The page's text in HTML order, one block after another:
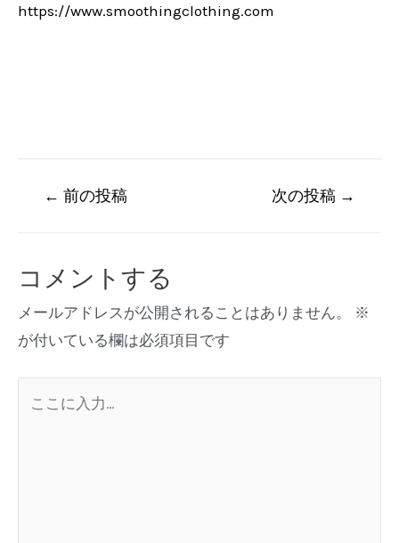
https://www.smoothingclothing.com
← 前の投稿 次の投稿 →
コメントする
メールアドレスが公開されることはありません。
※
が付いている欄は必須項目です